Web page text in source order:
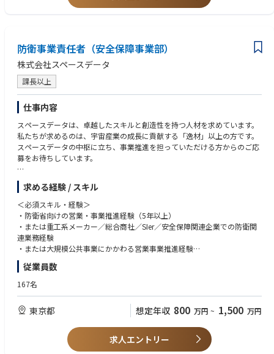
・当事者意識をもって、自走できる
・法令等に関する文書および資料を理解する能力
・官公庁窓口担当者、他キャリア担当者等ステークホルダーとのコミュニ
ケーション能力、調整能力
・TOEIC600点以上または同等の英語力
防衛事業責任者（安全保障事業部）
株式会社スペースデータ
課長以上
仕事内容
スペースデータは、卓越したスキルと創造性を持つ人材を求めています。
私たちが求めるのは、宇宙産業の成長に貢献する「逸材」以上の方です。
スペースデータの中枢に立ち、事業推進を担っていただける方からのご応
募をお待ちしています。
＜募集背景＞
防衛事業の拡大に伴い、防衛省直接契約や特定防衛秘密案件に対応可能な
保全体制を内製化するため、保全責任者を新設します。
＜主な業務内容＞
最先端のデジタル技術を活用した防衛領域のソリューション企画・提案・
事業開発を担います。防衛省・関係機関との折衝、案件取得、予算調整、
防衛省および関係機関向けの事業戦略・営業戦略の立案
デジタルツイン／AI／無人機を活用した防衛ソリューションの企画・提案
防衛案件の獲得に向けた折衝・交渉
契約締結から案件進行、予算管理までの一貫したプロジェクト運営
省庁・外部パートナーとの連携・調整
求める経験 / スキル
＜必須スキル・経験＞
・防衛省向けの営業・事業推進経験（5年以上）
・または重工系メーカー／総合商社／SIer／安全保障関連企業での防衛関
連業務経験
・または大規模公共事業にかかわる営業事業推進経験
・プロジェクトマネジメント経験（企画・予算調達・交渉・契約締結・進
捗/予算管理など）
・省庁関連業務における守秘義務を理解し、厳格に取り扱える方
＜歓迎するスキル・経験＞
・防衛省・関係機関での勤務経験
・宇宙防衛、ISR、地理空間情報、防衛DXなどの知識
・AI・衛星リモートセンシング・3D／シミュレーションへの理解
従業員数
167名
東京都 想定年収 800 万円 ~ 1,500 万円
求人エントリー